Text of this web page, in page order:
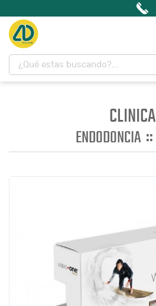
CLINICA
ENDODONCIA ::